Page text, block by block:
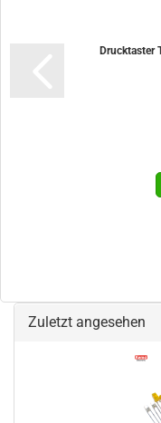
Drucktaster
Zuletzt angesehen